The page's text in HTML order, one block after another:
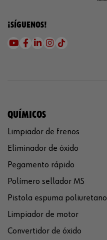
¡SÍGUENOS!
QUÍMICOS
Limpiador de frenos
Eliminador de óxido
Pegamento rápido
Polímero sellador MS
Pistola espuma poliuretano
Limpiador de motor
Convertidor de óxido